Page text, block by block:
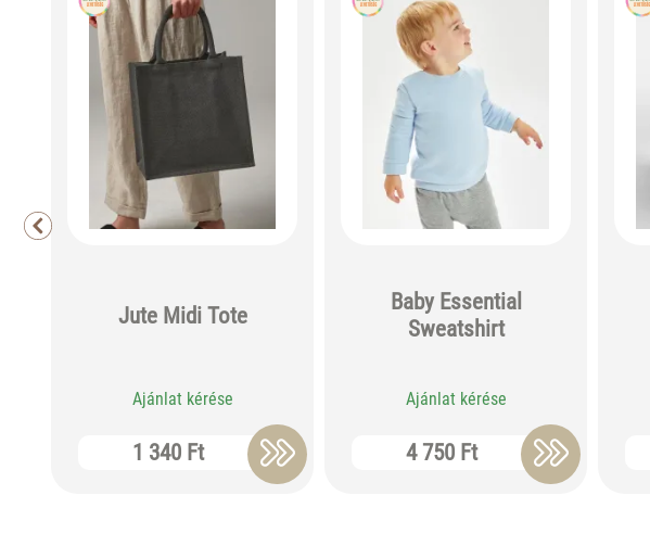
Jute Midi Tote
Ajánlat kérése
1 340 Ft
Baby Essential
Sweatshirt
Ajánlat kérése
4 750 Ft